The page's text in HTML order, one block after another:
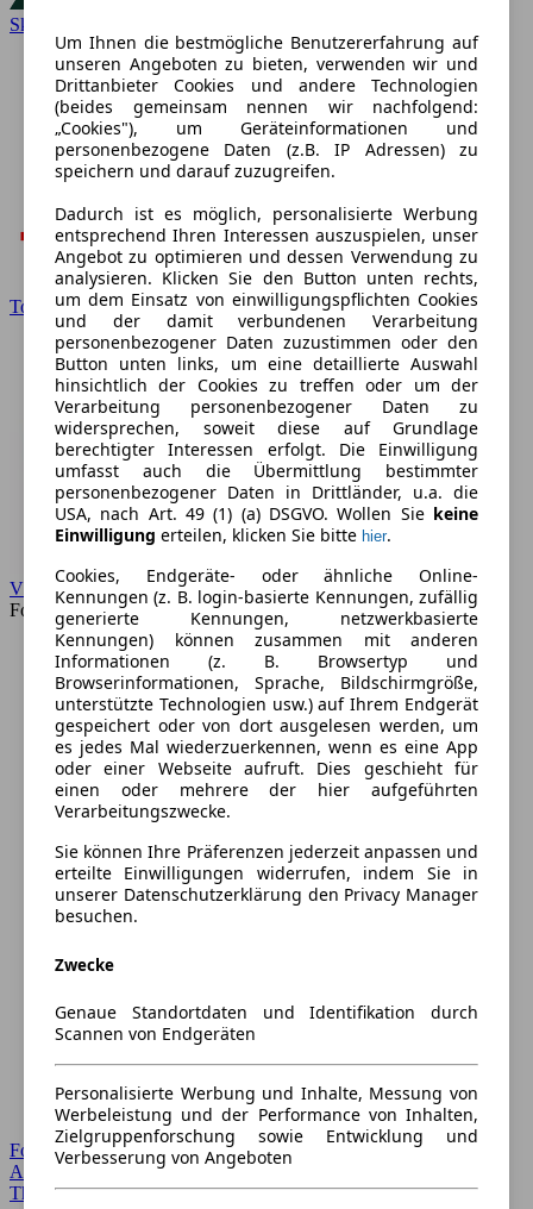
Skoda
Toyota
VW
Forum
Forum Startseite
Alle Auto-Foren
Themen-Forum
Um Ihnen die bestmögliche Benutzererfahrung auf
unseren Angeboten zu bieten, verwenden wir und
Drittanbieter Cookies und andere Technologien
(beides gemeinsam nennen wir nachfolgend:
„Cookies"), um Geräteinformationen und
personenbezogene Daten (z.B. IP Adressen) zu
speichern und darauf zuzugreifen.
Dadurch ist es möglich, personalisierte Werbung
entsprechend Ihren Interessen auszuspielen, unser
Angebot zu optimieren und dessen Verwendung zu
analysieren. Klicken Sie den Button unten rechts,
um dem Einsatz von einwilligungspflichten Cookies
und der damit verbundenen Verarbeitung
personenbezogener Daten zuzustimmen oder den
Button unten links, um eine detaillierte Auswahl
hinsichtlich der Cookies zu treffen oder um der
Verarbeitung personenbezogener Daten zu
widersprechen, soweit diese auf Grundlage
berechtigter Interessen erfolgt. Die Einwilligung
umfasst auch die Übermittlung bestimmter
personenbezogener Daten in Drittländer, u.a. die
USA, nach Art. 49 (1) (a) DSGVO. Wollen Sie keine
Einwilligung erteilen, klicken Sie bitte hier.
Cookies, Endgeräte- oder ähnliche Online-
Kennungen (z. B. login-basierte Kennungen, zufällig
generierte Kennungen, netzwerkbasierte
Kennungen) können zusammen mit anderen
Informationen (z. B. Browsertyp und
Browserinformationen, Sprache, Bildschirmgröße,
unterstützte Technologien usw.) auf Ihrem Endgerät
gespeichert oder von dort ausgelesen werden, um
es jedes Mal wiederzuerkennen, wenn es eine App
oder einer Webseite aufruft. Dies geschieht für
einen oder mehrere der hier aufgeführten
Verarbeitungszwecke.
Sie können Ihre Präferenzen jederzeit anpassen und
erteilte Einwilligungen widerrufen, indem Sie in
unserer Datenschutzerklärung den Privacy Manager
besuchen.
Zwecke
Genaue Standortdaten und Identifikation durch
Scannen von Endgeräten
Personalisierte Werbung und Inhalte, Messung von
Werbeleistung und der Performance von Inhalten,
Zielgruppenforschung sowie Entwicklung und
Verbesserung von Angeboten